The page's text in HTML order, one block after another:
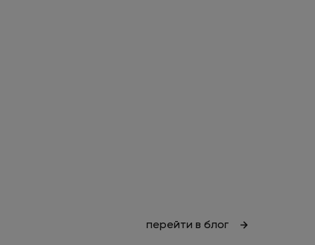
перейти в блог